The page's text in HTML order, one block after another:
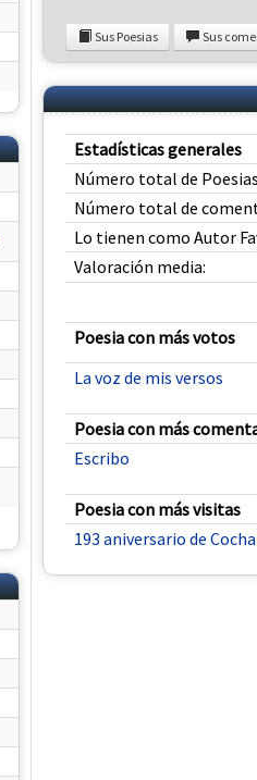
Sus Poesias Sus
Estadísticas generales
Número total de
Número total de
Lo tienen como Autor
Valoración media:
Poesia con más votos
La voz de mis versos
Poesia con más
Escribo
Poesia con más visitas
193 aniversario de